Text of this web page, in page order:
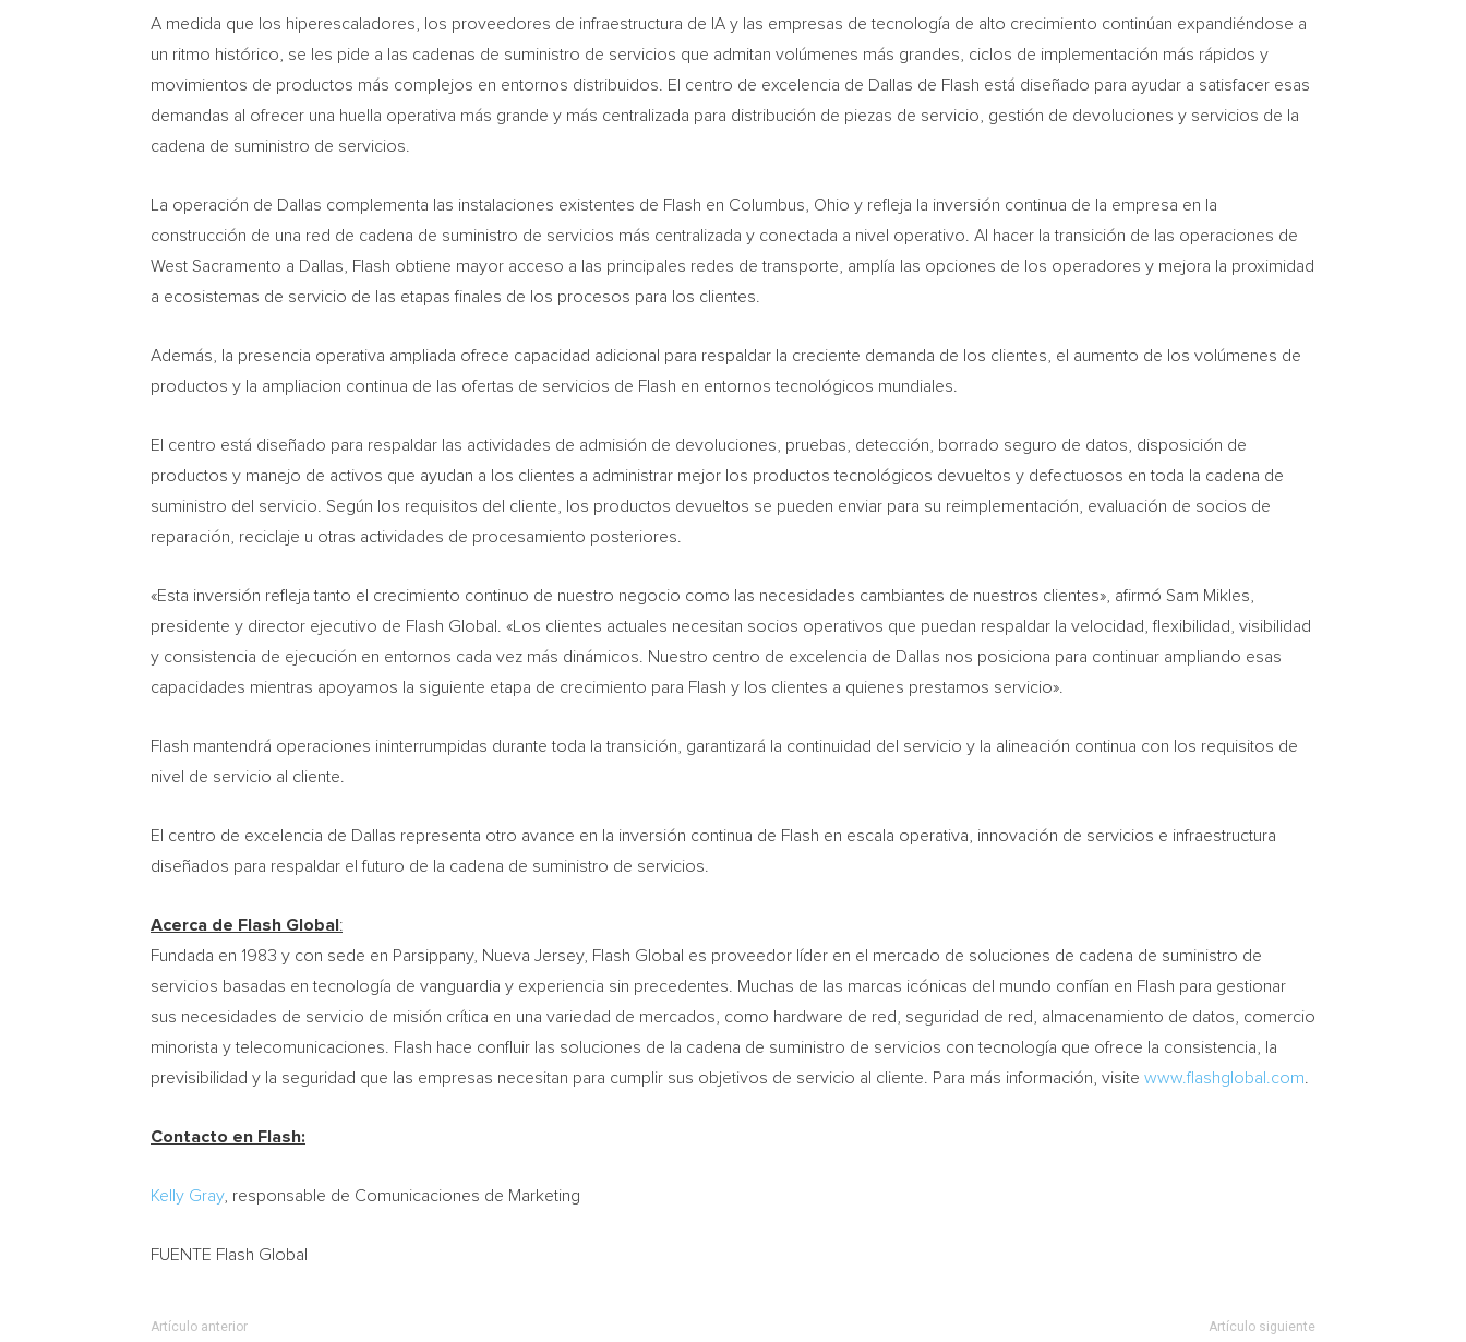
A medida que los hiperescaladores, los proveedores de infraestructura de IA y las empresas de tecnología de alto crecimiento continúan expandiéndose a
un ritmo histórico, se les pide a las cadenas de suministro de servicios que admitan volúmenes más grandes, ciclos de implementación más rápidos y
movimientos de productos más complejos en entornos distribuidos. El centro de excelencia de Dallas de Flash está diseñado para ayudar a satisfacer esas
demandas al ofrecer una huella operativa más grande y más centralizada para distribución de piezas de servicio, gestión de devoluciones y servicios de la
cadena de suministro de servicios.
La operación de Dallas complementa las instalaciones existentes de Flash en Columbus, Ohio y refleja la inversión continua de la empresa en la
construcción de una red de cadena de suministro de servicios más centralizada y conectada a nivel operativo. Al hacer la transición de las operaciones de
West Sacramento a Dallas, Flash obtiene mayor acceso a las principales redes de transporte, amplía las opciones de los operadores y mejora la proximidad
a ecosistemas de servicio de las etapas finales de los procesos para los clientes.
Además, la presencia operativa ampliada ofrece capacidad adicional para respaldar la creciente demanda de los clientes, el aumento de los volúmenes de
productos y la ampliacion continua de las ofertas de servicios de Flash en entornos tecnológicos mundiales.
El centro está diseñado para respaldar las actividades de admisión de devoluciones, pruebas, detección, borrado seguro de datos, disposición de
productos y manejo de activos que ayudan a los clientes a administrar mejor los productos tecnológicos devueltos y defectuosos en toda la cadena de
suministro del servicio. Según los requisitos del cliente, los productos devueltos se pueden enviar para su reimplementación, evaluación de socios de
reparación, reciclaje u otras actividades de procesamiento posteriores.
«Esta inversión refleja tanto el crecimiento continuo de nuestro negocio como las necesidades cambiantes de nuestros clientes», afirmó Sam Mikles,
presidente y director ejecutivo de Flash Global. «Los clientes actuales necesitan socios operativos que puedan respaldar la velocidad, flexibilidad, visibilidad
y consistencia de ejecución en entornos cada vez más dinámicos. Nuestro centro de excelencia de Dallas nos posiciona para continuar ampliando esas
capacidades mientras apoyamos la siguiente etapa de crecimiento para Flash y los clientes a quienes prestamos servicio».
Flash mantendrá operaciones ininterrumpidas durante toda la transición, garantizará la continuidad del servicio y la alineación continua con los requisitos de
nivel de servicio al cliente.
El centro de excelencia de Dallas representa otro avance en la inversión continua de Flash en escala operativa, innovación de servicios e infraestructura
diseñados para respaldar el futuro de la cadena de suministro de servicios.
Acerca de Flash Global :
Fundada en 1983 y con sede en Parsippany, Nueva Jersey, Flash Global es proveedor líder en el mercado de soluciones de cadena de suministro de
servicios basadas en tecnología de vanguardia y experiencia sin precedentes. Muchas de las marcas icónicas del mundo confían en Flash para gestionar
sus necesidades de servicio de misión crítica en una variedad de mercados, como hardware de red, seguridad de red, almacenamiento de datos, comercio
minorista y telecomunicaciones. Flash hace confluir las soluciones de la cadena de suministro de servicios con tecnología que ofrece la consistencia, la
previsibilidad y la seguridad que las empresas necesitan para cumplir sus objetivos de servicio al cliente. Para más información, visite www.flashglobal.com
Contacto en Flash:
Kelly Gray, responsable de Comunicaciones de Marketing
FUENTE Flash Global
Artículo anterior Artículo siguiente